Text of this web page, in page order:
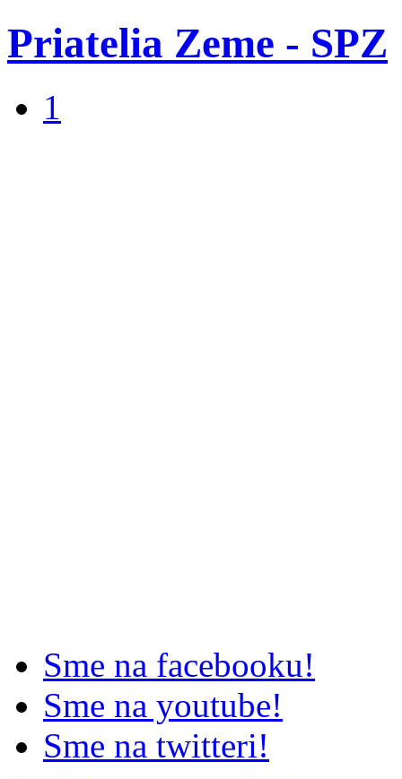
Priatelia Zeme - SPZ
1
Sme na facebooku!
Sme na youtube!
Sme na twitteri!